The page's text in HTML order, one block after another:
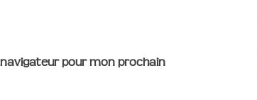
pour mon prochain